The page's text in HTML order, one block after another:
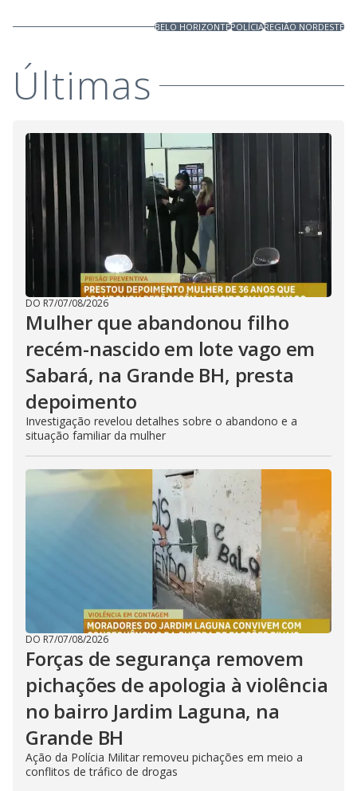
BELO HORIZONTEPOLÍCIAREGIÃO NORDESTE
Últimas
DO R7/07/08/2026
Mulher que abandonou filho
recém-nascido em lote vago em
Sabará, na Grande BH, presta
depoimento
Investigação revelou detalhes sobre o abandono e a
situação familiar da mulher
DO R7/07/08/2026
Forças de segurança removem
pichações de apologia à violência
no bairro Jardim Laguna, na
Grande BH
Ação da Polícia Militar removeu pichações em meio a
conflitos de tráfico de drogas